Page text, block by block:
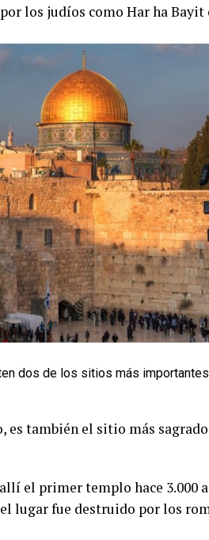
los judíos como Har ha
dos de los sitios más
también el sitio más
el primer templo hace 3.000
lugar fue destruido por los